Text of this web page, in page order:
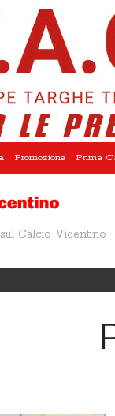
Promozione Prima
Calcio Vicentino